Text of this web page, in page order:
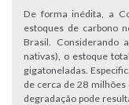
De forma inédita, a
estoques de carbono
Brasil. Considerando
nativas), o estoque
gigatoneladas.
de cerca de 28
degradação pode